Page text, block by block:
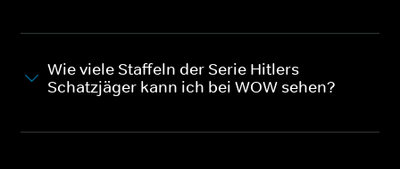
Wie viele Staffeln der Serie Hitlers
Schatzjäger kann ich bei WOW sehen?